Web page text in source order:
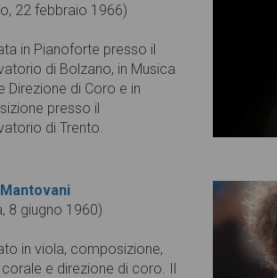
22 febbraio 1966)
in Pianoforte presso il
di Bolzano, in Musica
Direzione di Coro e in
presso il
di Trento.
8 giugno 1960)
in viola, composizione,
e direzione di coro. Il